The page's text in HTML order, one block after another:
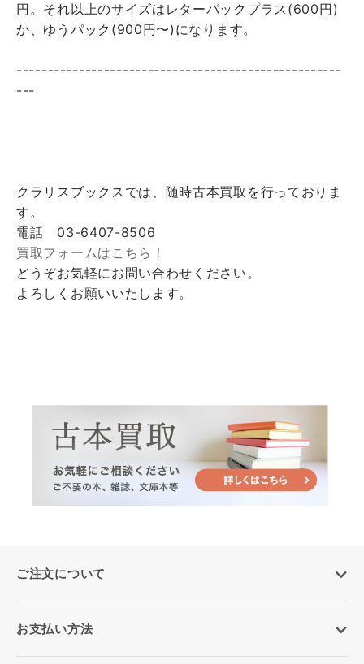
円。それ以上のサイズはレターパックプラス(600円)
か、ゆうパック(900円〜)になります。
----------------------------------------------------
---
クラリスブックスでは、随時古本買取を行っておりま
す。
電話 03-6407-8506
買取フォームはこちら！
どうぞお気軽にお問い合わせください。
よろしくお願いいたします。
ご注文について
お支払い方法